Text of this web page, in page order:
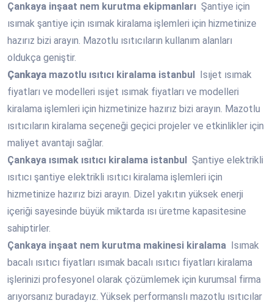
Çankaya inşaat nem kurutma ekipmanları Şantiye için
ısımak şantiye için ısımak kiralama işlemleri için hizmetinize
hazırız bizi arayın. Mazotlu ısıtıcıların kullanım alanları
oldukça geniştir.
Çankaya mazotlu ısıtıcı kiralama istanbul
Isıjet ısımak
fiyatları ve modelleri ısıjet ısımak fiyatları ve modelleri
kiralama işlemleri için hizmetinize hazırız bizi arayın. Mazotlu
ısıtıcıların kiralama seçeneği geçici projeler ve etkinlikler için
maliyet avantajı sağlar.
Çankaya ısımak ısıtıcı kiralama istanbul
Şantiye elektrikli
ısıtıcı şantiye elektrikli ısıtıcı kiralama işlemleri için
hizmetinize hazırız bizi arayın. Dizel yakıtın yüksek enerji
içeriği sayesinde büyük miktarda ısı üretme kapasitesine
sahiptirler.
Çankaya inşaat nem kurutma makinesi kiralama
Isımak
bacalı ısıtıcı fiyatları ısımak bacalı ısıtıcı fiyatları kiralama
işlerinizi profesyonel olarak çözümlemek için kurumsal firma
arıyorsanız buradayız. Yüksek performanslı mazotlu ısıtıcılar